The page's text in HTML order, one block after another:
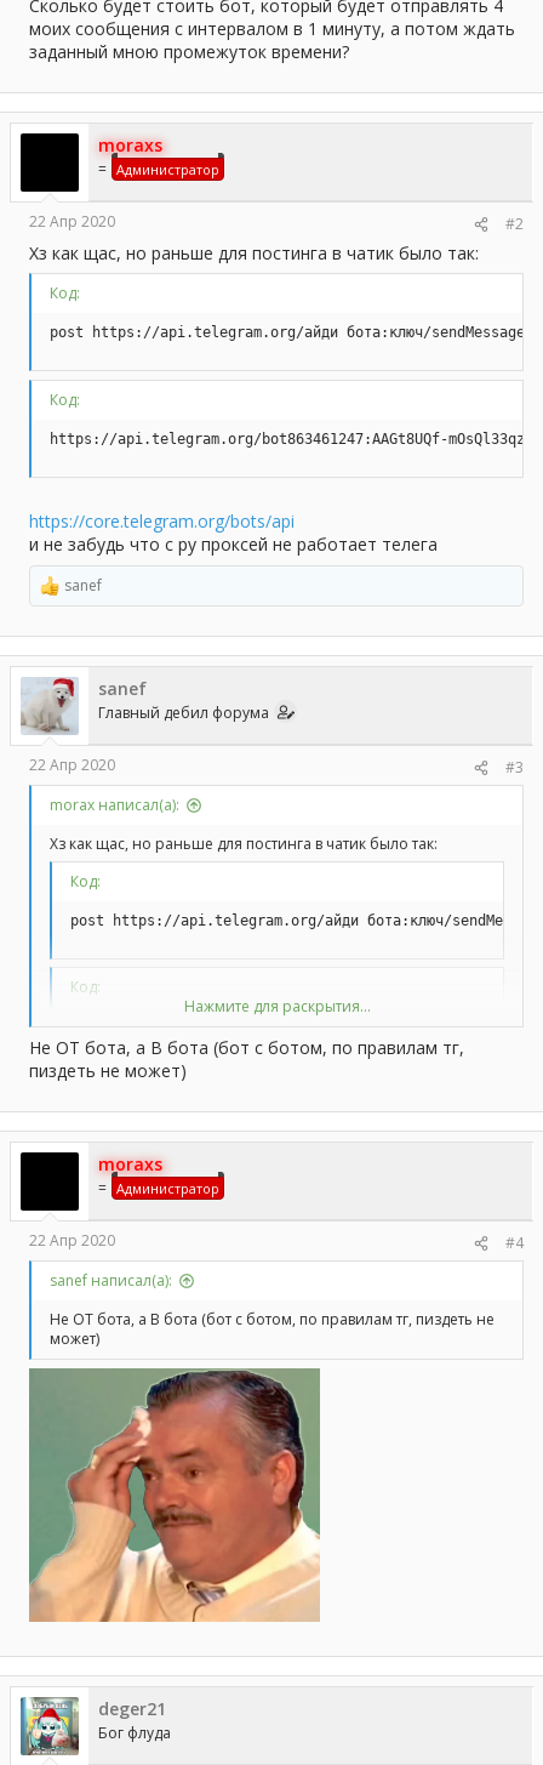
Сколько будет стоить бот, который будет отправлять 4
моих сообщения с интервалом в 1 минуту, а потом ждать
заданный мною промежуток времени?
moraxs
= Администратор
22 Апр 2020 #2
Хз как щас, но раньше для постинга в чатик было так:
Код:
post https://api.telegram.org/айди бота:ключ/
Код:
https://api.telegram.org/bot863461247:AAGt8UQf-
https://core.telegram.org/bots/api
и не забудь что с ру проксей не работает телега
Р
е
а
к
ц
и
и
:
sanef
sanef
Главный дебил форума
22 Апр 2020
#3
morax написал(а):
Хз как щас, но раньше для постинга в чатик было так:
Код:
post https://api.telegram.org/айди бота:ключ/
Код:
https://api.telegram.org/bot863461247:AAGt8UQf-
Нажмите для раскрытия...
Не ОТ бота, а В бота (бот с ботом, по правилам тг,
пиздеть не может)
moraxs
= Администратор
22 Апр 2020
#4
sanef написал(а):
Не ОТ бота, а В бота (бот с ботом, по правилам тг, пиздеть не
может)
deger21
Бог флуда